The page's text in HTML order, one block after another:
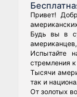
Привет!
Будь вы в
Испытайте
стремления
Тысячи
так и
От золотых